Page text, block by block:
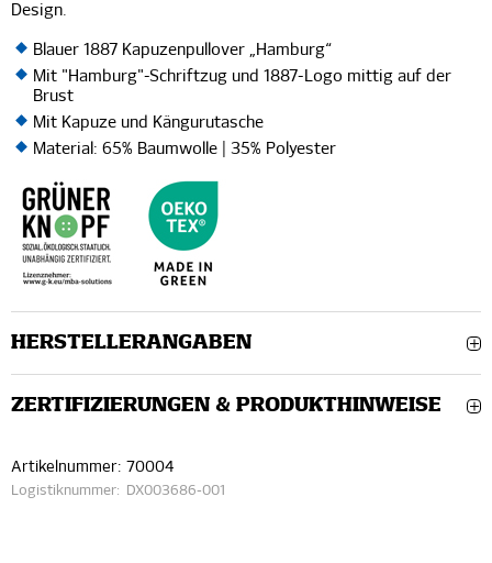
Design.
Blauer 1887 Kapuzenpullover „Hamburg“
Mit "Hamburg"-Schriftzug und 1887-Logo mittig auf der
Brust
Mit Kapuze und Kängurutasche
Material: 65% Baumwolle | 35% Polyester
HERSTELLERANGABEN
ZERTIFIZIERUNGEN & PRODUKTHINWEISE
Artikelnummer: 70004
Logistiknummer: DX003686-001